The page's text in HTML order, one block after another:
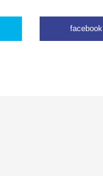
facebook